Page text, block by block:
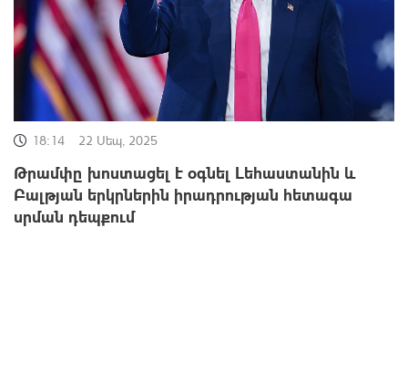
18:14 22 Սեպ, 2025
Թրամփը խոստացել է օգնել Լեհաստանին և
Բալթյան երկրներին իրադրության հետագա
սրման դեպքում